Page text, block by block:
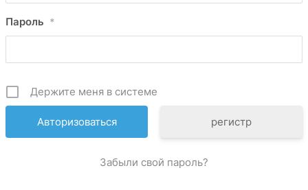
Пароль *
Держите меня в системе
регистр
Забыли свой пароль?